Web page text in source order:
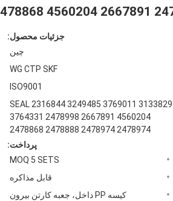
جزئیات محصول:
چین
WG CTP SKF
ISO9001
3133829 3769011 SEAL 2316844 3249485
3764331 2478998 2667891 4560204
2478868 2478888 2478974 2478974
پرداخت:
MOQ 5 SETS
قابل مذاکره
کیسه PP داخل، جعبه کارتن بیرون